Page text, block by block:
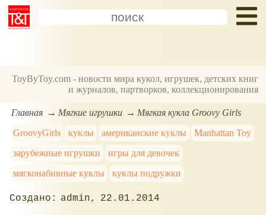
ToyByToy.com - новости мира кукол, игрушек, детских книг
и журналов, партворков, коллекционирования
Главная Мягкие игрушки
Мягкая кукла Groovy Girls
GroovyGirls
куклы американские куклы
Manhattan Toy
зарубежные игрушки
игры для девочек
мягконабивные куклы
куклы подружки
admin 22.01.2014